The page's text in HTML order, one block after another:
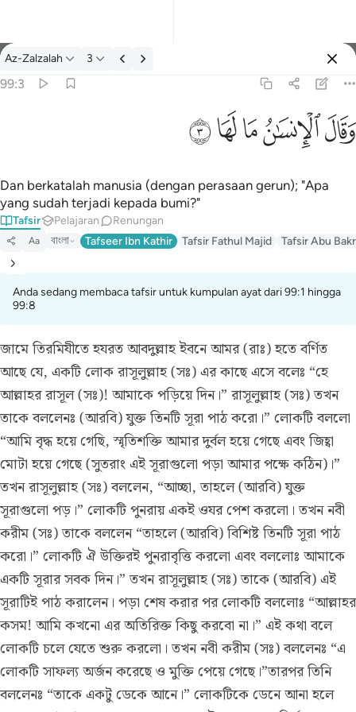
Tafsir: Az-Zalzalah 99:3
Az-Zalzalah 3
99:3
ﱾﱿﲀﲁﲂ
Dan berkatalah manusia (dengan perasaan gerun); "Apa
yang sudah terjadi kepada bumi?"
Tafsir Pelajaran Renungan
Aa বাংলা Tafseer Ibn Kathir Tafsir Fathul Majid Tafsir Abu
Anda sedang membaca tafsir untuk kumpulan ayat dari 99:1 hingga
99:8
জামে তিরমিযীতে হযরত আবদুল্লাহ ইবনে আমর (রাঃ) হতে বর্ণিত
আছে যে, একটি লোক রাসূলুল্লাহ (সঃ) এর কাছে এসে বলেঃ “হে
আল্লাহর রাসূল (সঃ)! আমাকে পড়িয়ে দিন।” রাসূলুল্লাহ (সঃ) তখন
তাকে বললেনঃ (আরবি) যুক্ত তিনটি সূরা পাঠ করো।” লোকটি বললো
“আমি বৃদ্ধ হয়ে গেছি, স্মৃতিশক্তি আমার দুর্বল হয়ে গেছে এবং জিহ্বা
মোটা হয়ে গেছে (সুতরাং এই সূরাগুলো পড়া আমার পক্ষে কঠিন)।”
তখন রাসূলুল্লাহ (সঃ) বললেন, “আচ্ছা, তাহলে (আরবি) যুক্ত
সূরাগুলো পড়।” লোকটি পুনরায় একই ওযর পেশ করলো। তখন নবী
করীম (সঃ) তাকে বললেন “তাহলে (আরবি) বিশিষ্ট তিনটি সূরা পাঠ
করো।” লোকটি ঐ উক্তিরই পুনরাবৃত্তি করলো এবং বললোঃ আমাকে
একটি সূরার সবক দিন।” তখন রাসূলুল্লাহ (সঃ) তাকে (আরবি) এই
সূরাটিই পাঠ করালেন। পড়া শেষ করার পর লোকটি বললোঃ “আল্লাহর
কসম! আমি কখনো এর অতিরিক্ত কিছু করবো না।” এই কথা বলে
লোকটি চলে যেতে শুরু করলো। তখন নবী করীম (সঃ) বললেনঃ “এ
লোকটি সাফল্য অর্জন করেছে ও মুক্তি পেয়ে গেছে।”তারপর তিনি
বললেনঃ “তাকে একটু ডেকে আনে।” লোকটিকে ডেনে আনা হলে